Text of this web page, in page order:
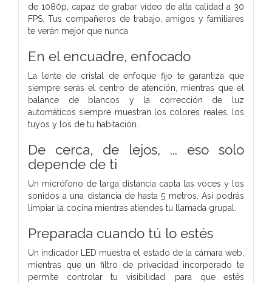
de 1080p, capaz de grabar vídeo de alta calidad a 30
FPS. Tus compañeros de trabajo, amigos y familiares
te verán mejor que nunca
En el encuadre, enfocado
La lente de cristal de enfoque fijo te garantiza que
siempre serás el centro de atención, mientras que el
balance de blancos y la corrección de luz
automáticos siempre muestran los colores reales, los
tuyos y los de tu habitación.
De cerca, de lejos, ... eso solo
depende de ti
Un micrófono de larga distancia capta las voces y los
sonidos a una distancia de hasta 5 metros. Así podrás
limpiar la cocina mientras atiendes tu llamada grupal.
Preparada cuando tú lo estés
Un indicador LED muestra el estado de la cámara web,
mientras que un filtro de privacidad incorporado te
permite controlar tu visibilidad, para que estés